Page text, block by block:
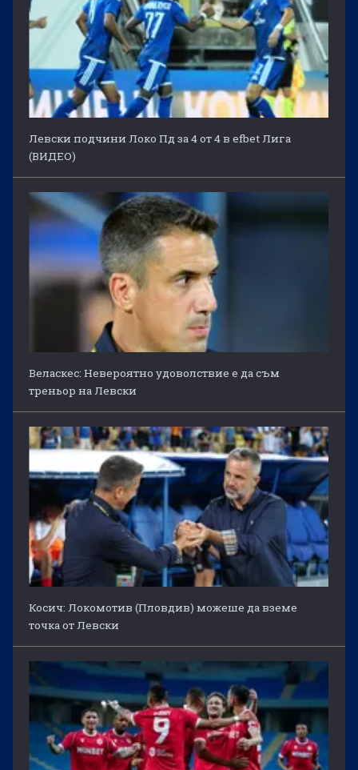
Левски подчини Локо Пд за 4 от 4 в efbet Лига
(ВИДЕО)
Веласкес: Невероятно удоволствие е да съм
треньор на Левски
Косич: Локомотив (Пловдив) можеше да вземе
точка от Левски